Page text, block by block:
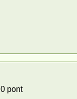
0 pont